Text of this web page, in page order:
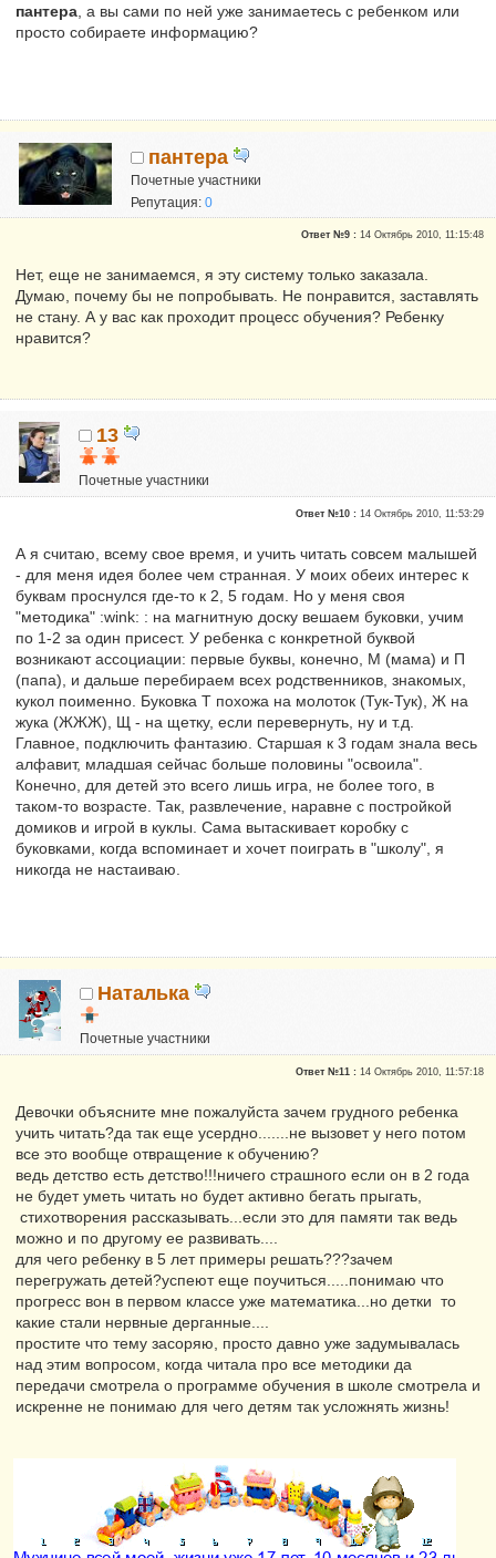
пантера , а вы сами по ней уже занимаетесь с ребенком или
просто собираете информацию?
пантера
Почетные участники
Репутация: 0
Ответ №9 :14 Октябрь 2010, 11:15:48
Нет, еще не занимаемся, я эту систему только заказала.
Думаю, почему бы не попробывать. Не понравится, заставлять
не стану. А у вас как проходит процесс обучения? Ребенку
нравится?
13
Почетные участники
Ответ №10 :14 Октябрь 2010, 11:53:29
А я считаю, всему свое время, и учить читать совсем малышей
- для меня идея более чем странная. У моих обеих интерес к
буквам проснулся где-то к 2, 5 годам. Но у меня своя
"методика" :wink: : на магнитную доску вешаем буковки, учим
по 1-2 за один присест. У ребенка с конкретной буквой
возникают ассоциации: первые буквы, конечно, М (мама) и П
(папа), и дальше перебираем всех родственников, знакомых,
кукол поименно. Буковка Т похожа на молоток (Тук-Тук), Ж на
жука (ЖЖЖ), Щ - на щетку, если перевернуть, ну и т.д.
Главное, подключить фантазию. Старшая к 3 годам знала весь
алфавит, младшая сейчас больше половины "освоила".
Конечно, для детей это всего лишь игра, не более того, в
таком-то возрасте. Так, развлечение, наравне с постройкой
домиков и игрой в куклы. Сама вытаскивает коробку с
буковками, когда вспоминает и хочет поиграть в "школу", я
никогда не настаиваю.
Наталька
Почетные участники
Ответ №11 :14 Октябрь 2010, 11:57:18
Девочки объясните мне пожалуйста зачем грудного ребенка
учить читать?да так еще усердно.......не вызовет у него потом
все это вообще отвращение к обучению?
ведь детство есть детство!!!ничего страшного если он в 2 года
не будет уметь читать но будет активно бегать прыгать,
стихотворения рассказывать...если это для памяти так ведь
можно и по другому ее развивать....
для чего ребенку в 5 лет примеры решать???зачем
перегружать детей?успеют еще поучиться.....понимаю что
прогресс вон в первом классе уже математика...но детки то
какие стали нервные дерганные....
простите что тему засоряю, просто давно уже задумывалась
над этим вопросом, когда читала про все методики да
передачи смотрела о программе обучения в школе смотрела и
искренне не понимаю для чего детям так усложнять жизнь!